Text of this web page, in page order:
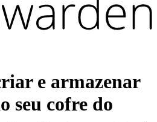
e armazenar
seu cofre do